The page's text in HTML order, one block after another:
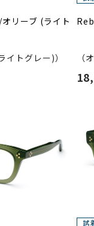
リーブ (ライト
イトグレー)）
（